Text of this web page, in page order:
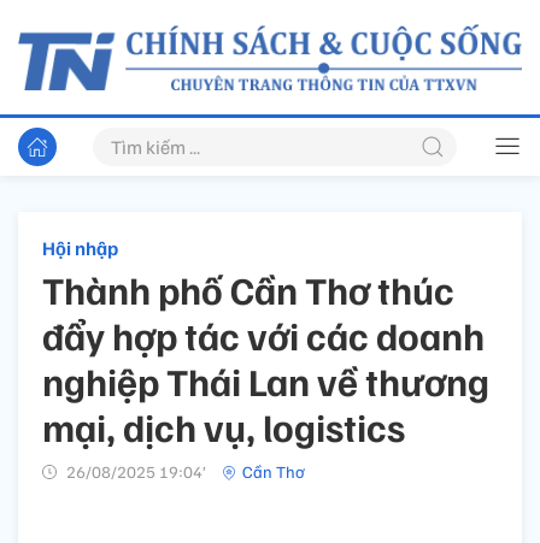
Hội nhập
Thành phố Cần Thơ thúc
đẩy hợp tác với các doanh
nghiệp Thái Lan về thương
mại, dịch vụ, logistics
26/08/2025 19:04’ Cần Thơ